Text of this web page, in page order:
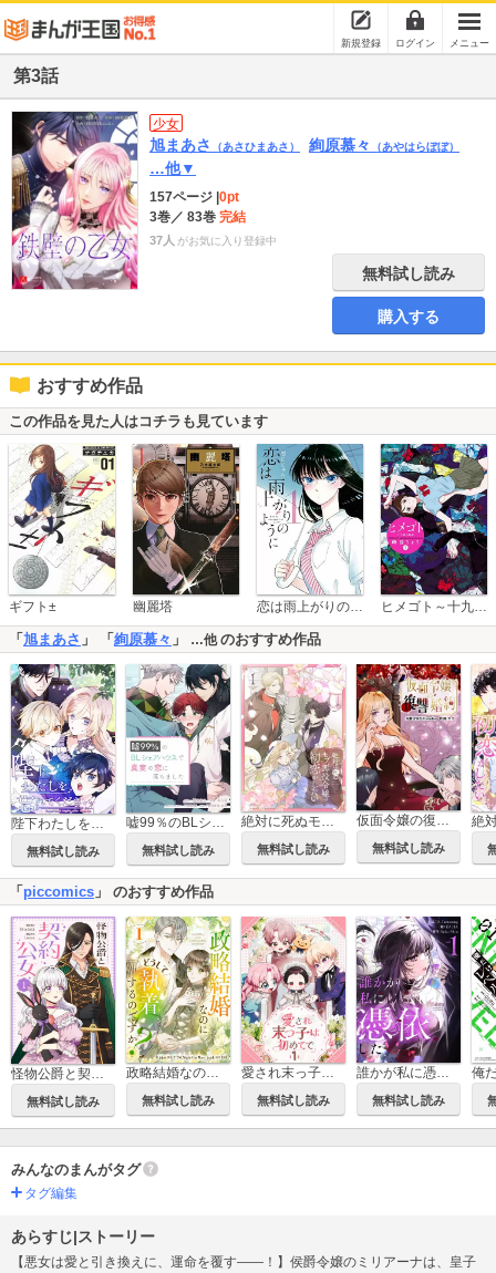
新規登録 ログイン メニュー
第3話
少女
旭まあさ （あさひまあさ） 絢原慕々 （あやはらぼぼ）
…他▼
157ページ 0pt
3巻／ 83巻 完結
37人 がお気に入り登録中
無料試し読み
購入する
おすすめ作品
この作品を見た人はコチラも見ています
ギフト± 幽麗塔 恋は雨上がりのように ヒメゴト～十九歳の制服～
「 旭まあさ 」 「 絢原慕々 」 …他のおすすめ作品
無料試し読み
嘘99％のBLシェアハウスで真実の恋に落ちました【タテスク】
無料試し読み
絶対に死ぬモブ悪役令嬢は初恋がしたい【単行本版】
無料試し読み
仮面令嬢の復讐婚約
無料試し読み
「piccomics 」 のおすすめ作品
怪物公爵と契約公女
無料試し読み
政略結婚なのにどうして執着するのですか？
無料試し読み
愛され末っ子は初めてで
無料試し読み
誰かが私に憑依した
無料試し読み
みんなのまんがタグ
タグ編集
あらすじ|ストーリー
【悪女は愛と引き換えに、運命を覆す――！】侯爵令嬢のミリアーナは、皇子